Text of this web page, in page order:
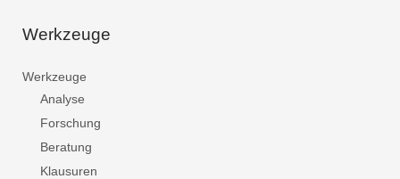
Werkzeuge
Werkzeuge
Analyse
Forschung
Beratung
Klausuren